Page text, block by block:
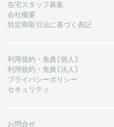
在宅スタッフ募集
会社概要
特定商取引法に基づく表記
利用規約・免責(個人)
利用規約・免責(法人)
プライバシーポリシー
セキュリティ
お問合せ